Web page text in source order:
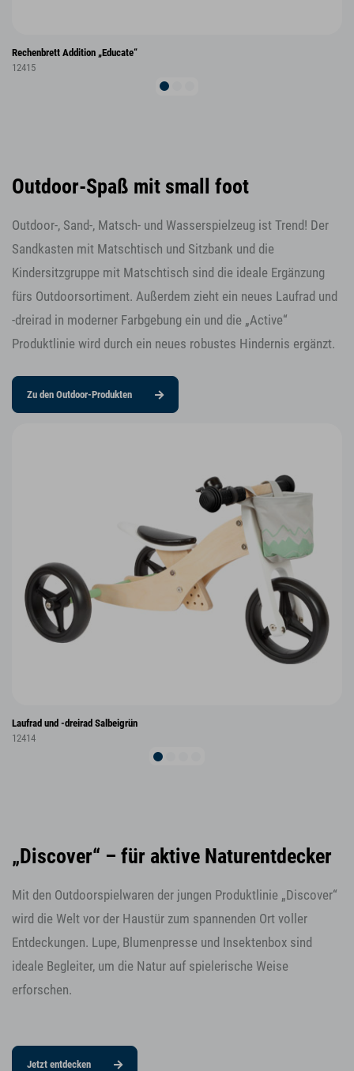
Rechenbrett Addition „Educate“
12415
Outdoor-Spaß mit small foot
Outdoor-, Sand-, Matsch- und Wasserspielzeug ist Trend! Der
Sandkasten mit Matschtisch und Sitzbank und die
Kindersitzgruppe mit Matschtisch sind die ideale Ergänzung
fürs Outdoorsortiment. Außerdem zieht ein neues Laufrad und
-dreirad in moderner Farbgebung ein und die „Active“
Produktlinie wird durch ein neues robustes Hindernis ergänzt.
Zu den Outdoor-Produkten
Laufrad und -dreirad Salbeigrün
12414
„Discover“ – für aktive Naturentdecker
Mit den Outdoorspielwaren der jungen Produktlinie „Discover“
wird die Welt vor der Haustür zum spannenden Ort voller
Entdeckungen. Lupe, Blumenpresse und Insektenbox sind
ideale Begleiter, um die Natur auf spielerische Weise
erforschen.
Jetzt entdecken